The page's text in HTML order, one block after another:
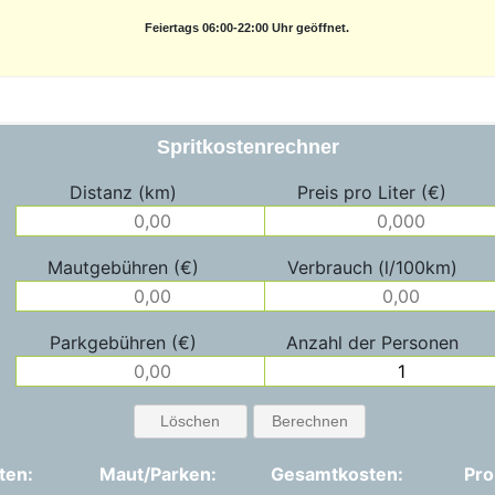
Feiertags 06:00-22:00 Uhr geöffnet.
Spritkostenrechner
Distanz (km) Preis pro Liter (€)
Mautgebühren (€) Verbrauch (l/100km)
Parkgebühren (€) Anzahl der Personen
Löschen Berechnen
Maut/Parken: Gesamtkosten: